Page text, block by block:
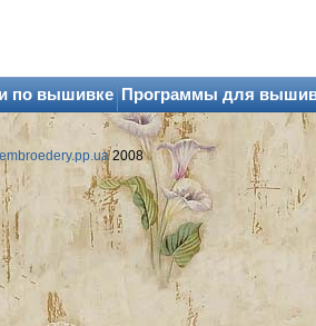
по вышивке Программы для
2008